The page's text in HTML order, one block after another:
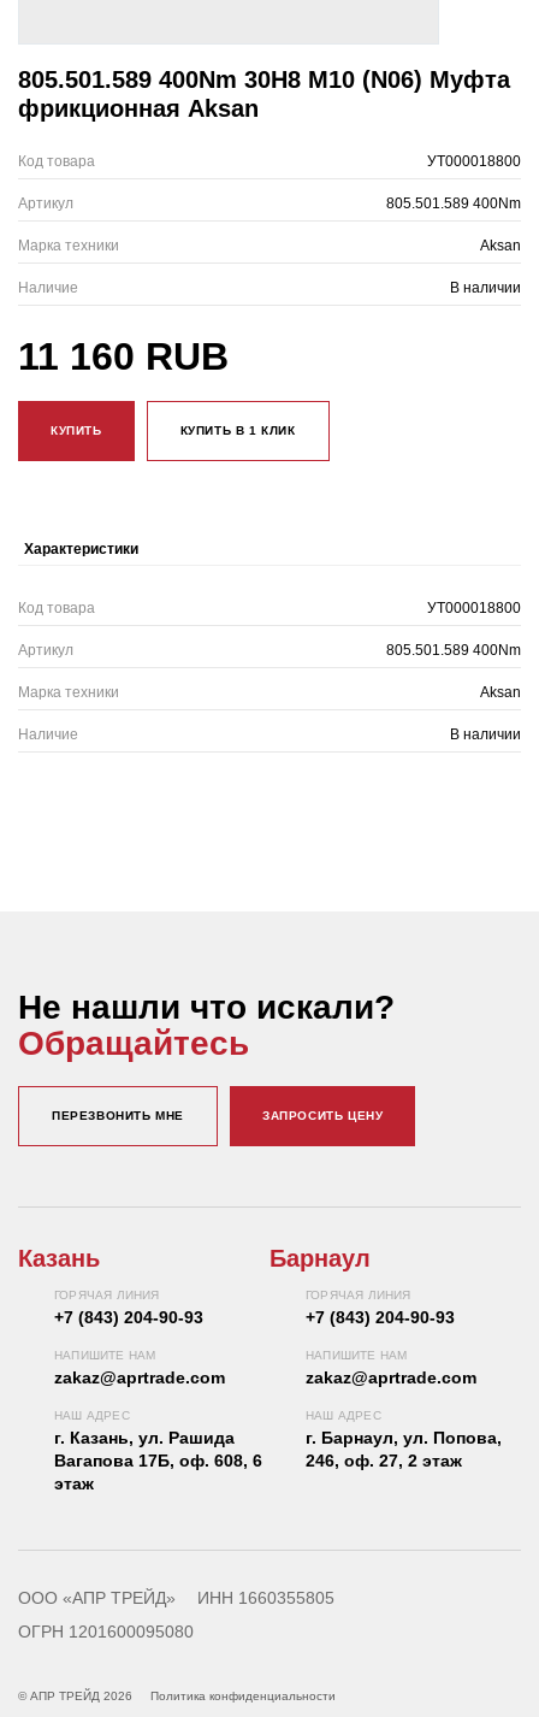
805.501.589 400Nm 30H8 M10 (N06) Муфта
фрикционная Aksan
Код товара УТ000018800
Артикул 805.501.589 400Nm
Марка техники Aksan
Наличие В наличии
11 160 RUB
КУПИТЬ КУПИТЬ В 1 КЛИК
Характеристики
Код товара УТ000018800
Артикул 805.501.589 400Nm
Марка техники Aksan
Наличие В наличии
Не нашли что искали?
Обращайтесь
ПЕРЕЗВОНИТЬ МНЕ ЗАПРОСИТЬ ЦЕНУ
Казань
ГОРЯЧАЯ ЛИНИЯ
+7 (843) 204-90-93
НАПИШИТЕ НАМ
zakaz@aprtrade.com
НАШ АДРЕС
г. Казань, ул. Рашида
Вагапова 17Б, оф. 608, 6
этаж
Барнаул
ГОРЯЧАЯ ЛИНИЯ
+7 (843) 204-90-93
НАПИШИТЕ НАМ
zakaz@aprtrade.com
НАШ АДРЕС
г. Барнаул, ул. Попова,
246, оф. 27, 2 этаж
ООО «АПР ТРЕЙД»
ИНН 1660355805
ОГРН 1201600095080
© АПР ТРЕЙД 2026 Политика конфиденциальности